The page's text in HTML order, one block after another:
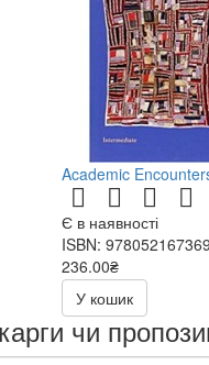
Academic
Є в наявності
ISBN:
236.00₴
472.00₴
У кошик
чи